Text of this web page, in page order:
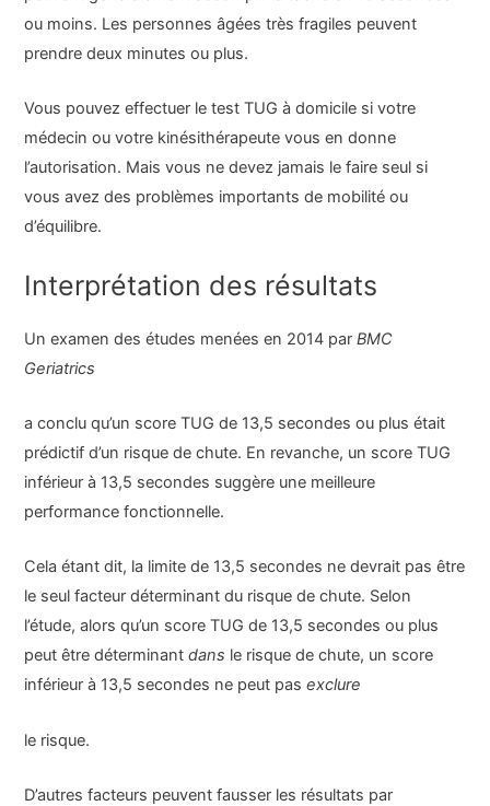
ou moins. Les personnes âgées très fragiles peuvent
prendre deux minutes ou plus.
Vous pouvez effectuer le test TUG à domicile si votre
médecin ou votre kinésithérapeute vous en donne
l’autorisation. Mais vous ne devez jamais le faire seul si
vous avez des problèmes importants de mobilité ou
d’équilibre.
Interprétation des résultats
Un examen des études menées en 2014 parBMC
Geriatrics
a conclu qu’un score TUG de 13,5 secondes ou plus était
prédictif d’un risque de chute. En revanche, un score TUG
inférieur à 13,5 secondes suggère une meilleure
performance fonctionnelle.
Cela étant dit, la limite de 13,5 secondes ne devrait pas être
le seul facteur déterminant du risque de chute. Selon
l’étude, alors qu’un score TUG de 13,5 secondes ou plus
peut être déterminantdans le risque de chute, un score
inférieur à 13,5 secondes ne peut pasexclure
le risque.
D’autres facteurs peuvent fausser les résultats par